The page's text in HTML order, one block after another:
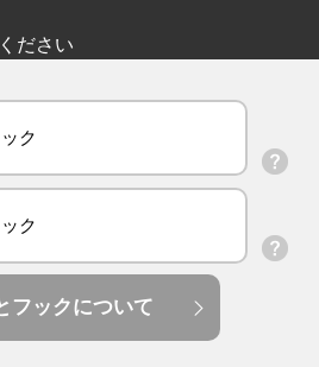
ださい
ク
ク
フックについて